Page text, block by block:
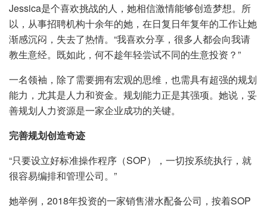
Jessica是个喜欢挑战的人，她相信激情能够创造梦想。所
以，从事招聘机构十余年的她，在日复日年复年的工作让她
渐感沉闷，失去了热情。“我喜欢分享，很多人都会向我请
教生意经。既如此，何不趁年轻尝试不同的生意投资？”
一名领袖，除了需要拥有宏观的思维，也需具有超强的规划
能力，尤其是人力和资金。规划能力正是其强项。她说，妥
善规划人力资源是一家企业成功的关键。
完善规划创造奇迹
“只要设立好标准操作程序（SOP），一切按系统执行，就
很容易编排和管理公司。”
她举例，2018年投资的一家销售潜水配备公司，按着SOP